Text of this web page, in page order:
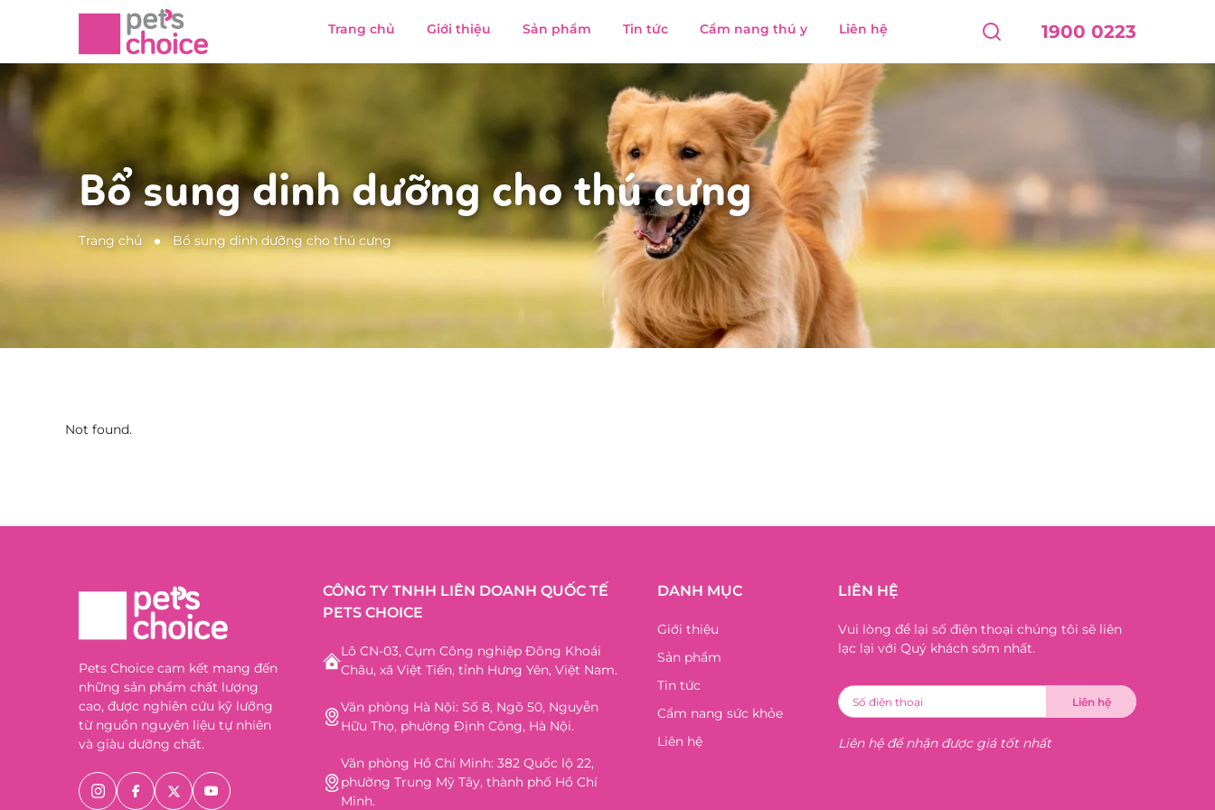
Trang chủ Giới thiệu Sản phẩm Tin tức Cẩm nang thú y Liên hệ 1900 0223
Bổ sung dinh dưỡng cho thú cưng
Trang chủ Bổ sung dinh dưỡng cho thú cưng
Not found.
Pets Choice cam kết mang đến
những sản phẩm chất lượng
cao, được nghiên cứu kỹ lưỡng
từ nguồn nguyên liệu tự nhiên
và giàu dưỡng chất.
CÔNG TY TNHH LIÊN DOANH QUỐC TẾ
PETS CHOICE
Lô CN-03, Cụm Công nghiệp Đông Khoái
Châu, xã Việt Tiến, tỉnh Hưng Yên, Việt Nam.
Văn phòng Hà Nội: Số 8, Ngõ 50, Nguyễn
Hữu Thọ, phường Định Công, Hà Nội.
Văn phòng Hồ Chí Minh: 382 Quốc lộ 22,
phường Trung Mỹ Tây, thành phố Hồ Chí
Minh.
DANH MỤC
Giới thiệu
Sản phẩm
Tin tức
Cẩm nang sức khỏe
Liên hệ
LIÊN HỆ
Vui lòng để lại số điện thoại chúng tôi sẽ liên
lạc lại với Quý khách sớm nhất.
Liên hệ để nhận được giá tốt nhất